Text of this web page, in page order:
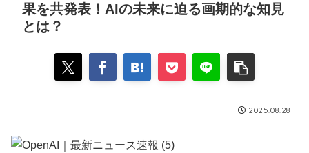
果を共発表！AIの未来に迫る画期的な知見
とは？
2025.08.28